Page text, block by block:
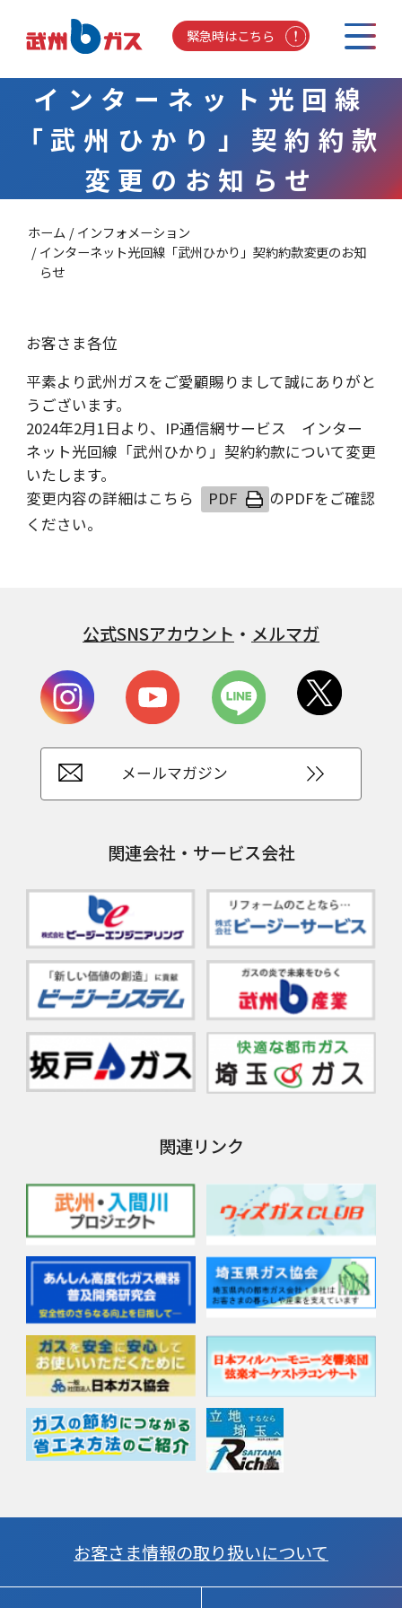
緊急時はこちら
インターネット光回線
「武州ひかり」契約約款
変更のお知らせ
ホーム
インフォメーション
インターネット光回線「武州ひかり」契約約款変更のお知
らせ
お客さま各位
平素より武州ガスをご愛顧賜りまして誠にありがと
うございます。
2024年2月1日より、IP通信網サービス インター
ネット光回線「武州ひかり」契約約款について変更
いたします。
変更内容の詳細はこちら
のPDFをご確認
ください。
公式SNSアカウント ・ メルマガ
メールマガジン
関連会社・サービス会社
関連リンク
お客さま情報の取り扱いについて